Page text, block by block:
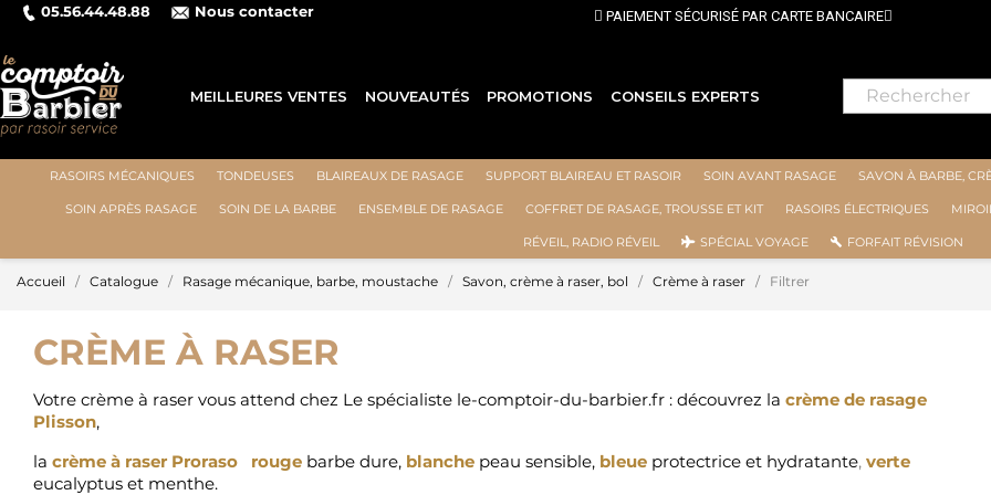
05.56.44.48.88 Nous contacter PAIEMENT SÉCURISÉ PAR CARTE BANCAIRE
MEILLEURES VENTES NOUVEAUTÉS PROMOTIONS CONSEILS EXPERTS
RASOIRS MÉCANIQUES TONDEUSES BLAIREAUX DE RASAGE SUPPORT BLAIREAU ET RASOIR SOIN AVANT RASAGE SAVON À BARBE,
SOIN APRÈS RASAGE SOIN DE LA BARBE ENSEMBLE DE RASAGE COFFRET DE RASAGE, TROUSSE ET KIT RASOIRS ÉLECTRIQUES
RÉVEIL, RADIO RÉVEIL SPÉCIAL VOYAGE FORFAIT RÉVISION
Accueil Catalogue Rasage mécanique, barbe, moustache Savon, crème à raser, bol Crème à raser Filtrer
CRÈME À RASER
Votre crème à raser vous attend chez Le spécialiste le-comptoir-du-barbier.fr : découvrez la crème de rasage
Plisson,
la crème à raser Proraso rouge barbe dure, blanche peau sensible, bleue protectrice et hydratante, verte
eucalyptus et menthe.